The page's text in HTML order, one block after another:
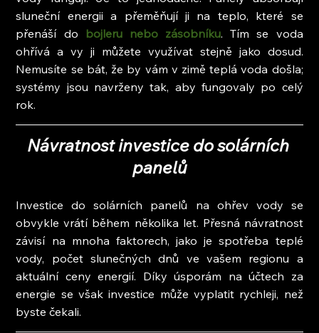
sluneční energii a přeměňují ji na teplo, které se
přenáší do
bojleru nebo zásobníku. Tím se voda
ohřívá a vy ji můžete využívat stejně jako dosud.
Nemusíte se bát, že by vám v zimě teplá voda došla;
systémy jsou navrženy tak, aby fungovaly po celý
rok.
Návratnost investice do solárních
panelů
Investice do solárních panelů na ohřev vody se
obvykle vrátí během několika let. Přesná návratnost
závisí na mnoha faktorech, jako je spotřeba teplé
vody, počet slunečných dnů ve vašem regionu a
aktuální ceny energií. Díky úsporám na účtech za
energie se však investice může vyplatit rychleji, než
byste čekali.